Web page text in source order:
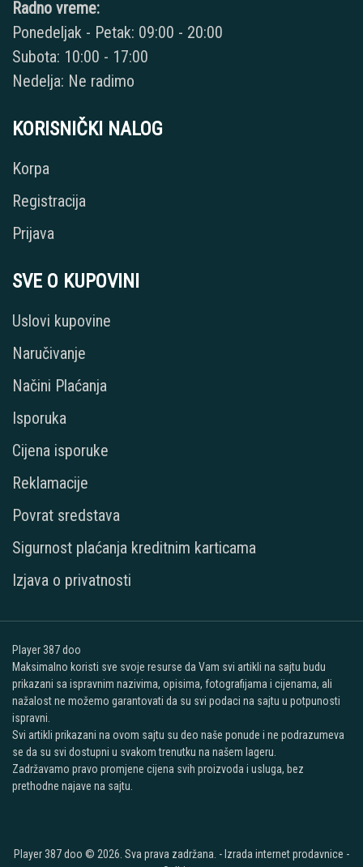
Radno vreme:
Ponedeljak - Petak: 09:00 - 20:00
Subota: 10:00 - 17:00
Nedelja: Ne radimo
KORISNIČKI NALOG
Korpa
Registracija
Prijava
SVE O KUPOVINI
Uslovi kupovine
Naručivanje
Načini Plaćanja
Isporuka
Cijena isporuke
Reklamacije
Povrat sredstava
Sigurnost plaćanja kreditnim karticama
Izjava o privatnosti
Player 387 doo
Maksimalno koristi sve svoje resurse da Vam svi artikli na sajtu budu
prikazani sa ispravnim nazivima, opisima, fotografijama i cijenama, ali
nažalost ne možemo garantovati da su svi podaci na sajtu u potpunosti
ispravni.
Svi artikli prikazani na ovom sajtu su deo naše ponude i ne podrazumeva
se da su svi dostupni u svakom trenutku na našem lageru.
Zadržavamo pravo promjene cijena svih proizvoda i usluga, bez
prethodne najave na sajtu.
Player 387 doo © 2026. Sva prava zadržana. - Izrada internet prodavnice -